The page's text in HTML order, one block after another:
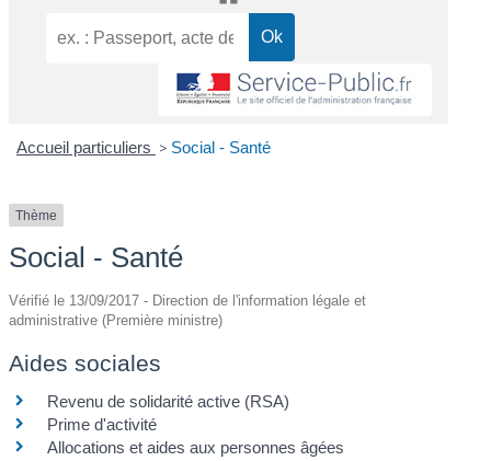
Accueil particuliers > Social - Santé
Thème
Social - Santé
Vérifié le 13/09/2017 - Direction de l'information légale et
administrative (Première ministre)
Aides sociales
Revenu de solidarité active (RSA)
Prime d'activité
Allocations et aides aux personnes âgées